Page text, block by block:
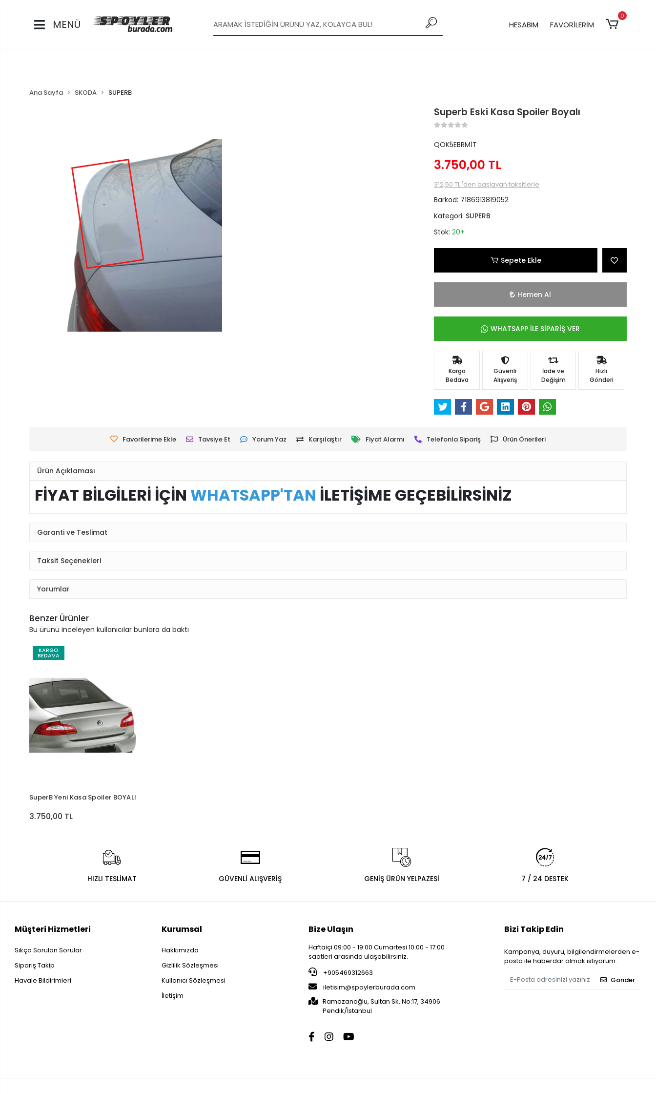
MENÜ HESABIM FAVORİLERİM
0
Ana Sayfa SKODA SUPERB
Superb Eski Kasa Spoiler Boyalı
QOK5EBRM1T
3.750,00 TL
312,50 TL 'den başlayan taksitlerle
Barkod: 7186913819052
Kategori: SUPERB
Stok:20+
Sepete Ekle
Hemen Al
WHATSAPP İLE SİPARİŞ VER
Kargo
Bedava
Güvenli
Alışveriş
İade ve
Değişim
Hızlı
Gönderi
Favorilerime Ekle Tavsiye Et Yorum Yaz Karşılaştır Fiyat Alarmı Telefonla Sipariş Ürün Önerileri
Ürün Açıklaması
FİYAT BİLGİLERİ İÇİN WHATSAPP'TAN İLETİŞİME GEÇEBİLİRSİNİZ
Garanti ve Teslimat
Taksit Seçenekleri
Yorumlar
Benzer Ürünler
Bu ürünü inceleyen kullanıcılar bunlara da baktı
KARGO
BEDAVA
SuperB Yeni Kasa Spoiler BOYALI
3.750,00 TL
HIZLI TESLİMAT GÜVENLİ ALIŞVERİŞ GENİŞ ÜRÜN YELPAZESİ 7 / 24 DESTEK
Müşteri Hizmetleri
Sıkça Sorulan Sorular
Sipariş Takip
Havale Bildirimleri
Kurumsal
Hakkımızda
Gizlilik Sözleşmesi
Kullanıcı Sözleşmesi
İletişim
Bize Ulaşın
Haftaiçi 09:00 - 19:00 Cumartesi 10:00 - 17:00
saatleri arasında ulaşabilirsiniz.
+905469312663
iletisim@spoylerburada.com
Ramazanoğlu, Sultan Sk. No:17, 34906
Pendik/İstanbul
Bizi Takip Edin
Kampanya, duyuru, bilgilendirmelerden e-
posta ile haberdar olmak istiyorum.
Gönder